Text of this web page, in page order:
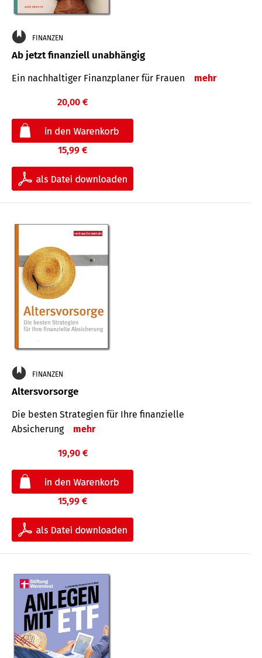
FINANZEN
Ab jetzt finanziell unabhängig
Ein nachhaltiger Finanzplaner für Frauen mehr
20,00 €
15,99 €
FINANZEN
Altersvorsorge
Die besten Strategien für Ihre finanzielle
Absicherung
mehr
19,90 €
15,99 €